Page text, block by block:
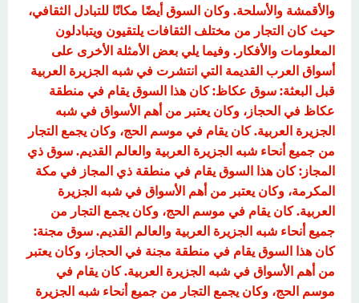
والأقمشة والأسلحة. وكان السوق أيضًا مكانًا للتبادل الثقافي،
حيث كان التجار من مختلف الثقافات يلتقيون ويتبادلون
المعلومات والأفكار. وفيما يلي بعض الأمثلة الأخرى على
أسواق العرب القديمة التي انتشرت في شبه الجزيرة العربية
قبل البعثة: سوق عكاظ: كان هذا السوق يقام في منطقة
عكاظ في الحجاز، وكان يعتبر من أهم الأسواق في شبه
الجزيرة العربية. كان يقام في موسم الحج، وكان يجمع التجار
من جميع أنحاء شبه الجزيرة العربية والعالم القديم. سوق ذي
المجاز: كان هذا السوق يقام في منطقة ذي المجاز في مكة
المكرمة، وكان يعتبر من أهم الأسواق في شبه الجزيرة
العربية. كان يقام في موسم الحج، وكان يجمع التجار من
جميع أنحاء شبه الجزيرة العربية والعالم القديم. سوق مجنة:
كان هذا السوق يقام في منطقة مجنة في الحجاز، وكان يعتبر
من أهم الأسواق في شبه الجزيرة العربية. كان يقام في
موسم الحج، وكان يجمع التجار من جميع أنحاء شبه الجزيرة